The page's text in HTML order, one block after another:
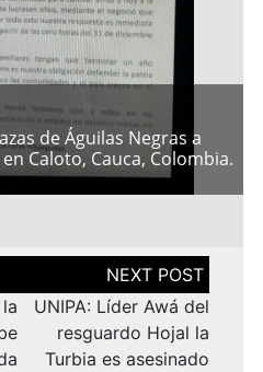
de Águilas Negras a
Caloto, Cauca, Colombia.
UNIPA: Líder Awá del
resguardo Hojal la
Turbia es asesinado